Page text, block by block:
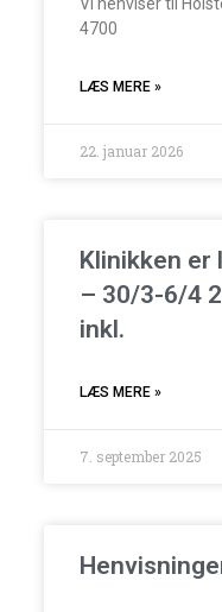
4700
LÆS MERE »
22. januar 2026
Klinikken er
– 30/3-6/4
inkl.
LÆS MERE »
7. september 2025